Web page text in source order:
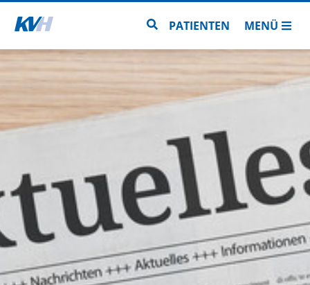
Zur Startseite Zur Seitensuche
PATIENTEN MENÜ